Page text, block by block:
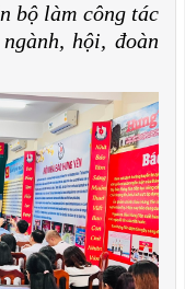
bộ làm công tác
hội, đoàn